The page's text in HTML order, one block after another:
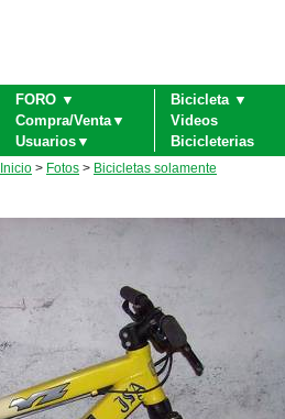
FORO ▼ Bicicleta ▼
Compra/Venta▼
Videos
Usuarios▼
Bicicleterias
Inicio > Fotos > Bicicletas solamente